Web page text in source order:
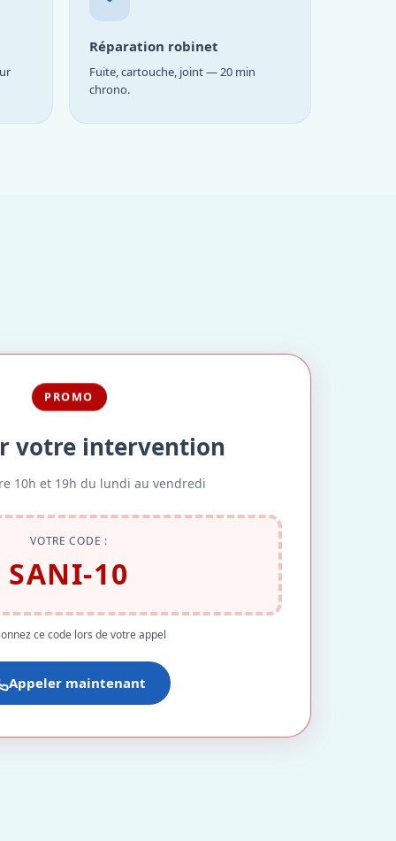
Réparation robinet
Fuite, cartouche, joint — 20 min
chrono.
PROMO
votre intervention
10h et 19h du lundi au vendredi
VOTRE CODE :
SANI-10
ce code lors de votre appel
Appeler maintenant